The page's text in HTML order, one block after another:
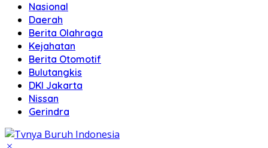
Nasional
Daerah
Berita Olahraga
Kejahatan
Berita Otomotif
Bulutangkis
DKI Jakarta
Nissan
Gerindra